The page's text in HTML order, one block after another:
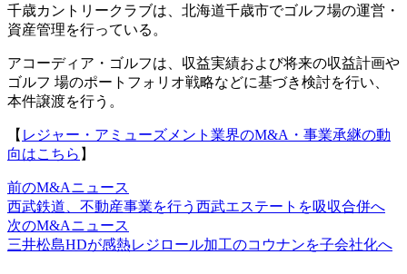
千歳カントリークラブは、北海道千歳市でゴルフ場の運営・
資産管理を行っている。
アコーディア・ゴルフは、収益実績および将来の収益計画や
ゴルフ 場のポートフォリオ戦略などに基づき検討を行い、
本件譲渡を行う。
【 レジャー・アミューズメント業界のM&A・事業承継の動
向はこちら 】
前のM&Aニュース
西武鉄道、不動産事業を行う西武エステートを吸収合併へ
次のM&Aニュース
三井松島HDが感熱レジロール加工のコウナンを子会社化へ